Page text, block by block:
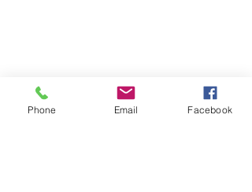
Phone Email Facebook